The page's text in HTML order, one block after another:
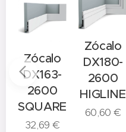
Zócalo
DX163-
2600
SQUARE
32,69 €
Zócalo
DX180-
2600
HIGLINE
60,60 €